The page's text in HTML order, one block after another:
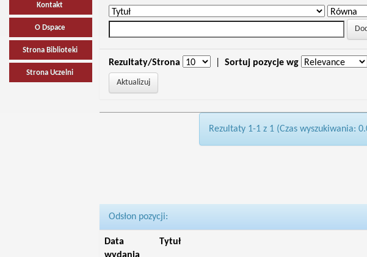
Kontakt
O Dspace
Strona Biblioteki
Strona Uczelni
Rezultaty/Strona Sortuj pozycje wg
Rezultaty 1-1 z 1 (Czas wyszukiwania:
Odsłon pozycji:
Data
Tytuł